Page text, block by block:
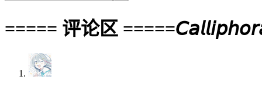
===== 评论区